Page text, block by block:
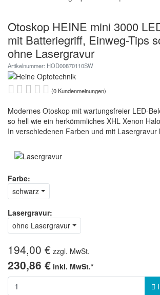
Otoskop HEINE mini 3000
mit Batteriegriff, Einweg-Tips
ohne Lasergravur
Artikelnummer: HOD00870110SW
(0 Kundenmeinungen)
Modernes Otoskop mit wartungsfreier LED-
so hell wie ein herkömmliches XHL Xenon
In verschiedenen Farben und mit Lasergravur
Farbe:
schwarz
Lasergravur:
ohne Lasergravur
194,00 € zzgl. MwSt.
230,86 € inkl. MwSt.*